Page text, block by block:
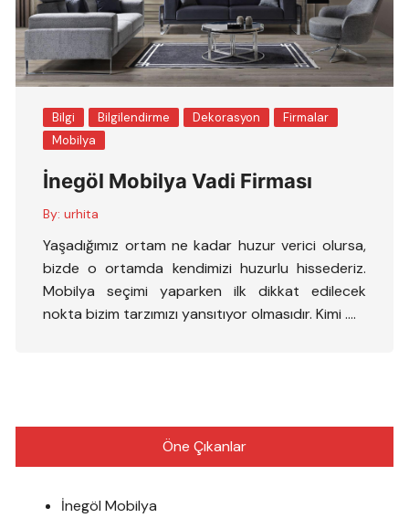
Bilgi Bilgilendirme Dekorasyon
Firmalar
Mobilya
İnegöl Mobilya Vadi Firması
By: urhita
Yaşadığımız ortam ne kadar huzur verici olursa,
bizde o ortamda kendimizi huzurlu hissederiz.
Mobilya seçimi yaparken ilk dikkat edilecek
nokta bizim tarzımızı yansıtıyor olmasıdır. Kimi ….
Öne Çıkanlar
İnegöl Mobilya